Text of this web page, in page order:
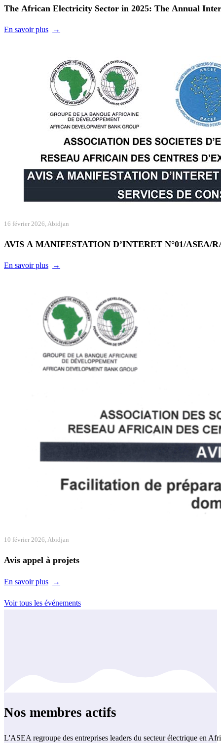
The African Electricity Sector in 2025: The Annual
En savoir plus
16 février 2026, Abidjan
AVIS A MANIFESTATION D’INTERET N°01/ASEA/
En savoir plus
10 février 2026, Abidjan
Avis appel à projets
En savoir plus
Voir tous les événements
Nos membres actifs
L'ASEA regroupe des entreprises leaders du secteur électrique en